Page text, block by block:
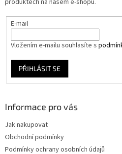
produktech na našem e-shopu.
E-mail
Vložením e-mailu souhlasíte s
PŘIHLÁSIT SE
Informace pro vás
Jak nakupovat
Obchodní podmínky
Podmínky ochrany osobních údajů